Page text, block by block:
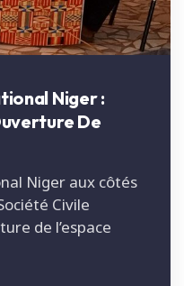
Niger :
De
Niger aux côtés
Civile
de l’espace